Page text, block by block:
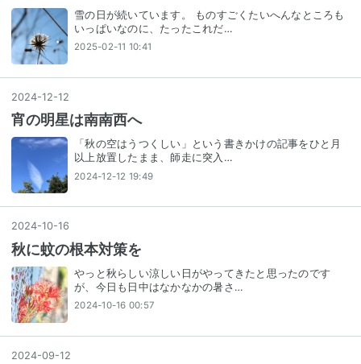
雪の日が続いています。 ものすごくたいへんなところも
いっぱいなのに、たったこれだ…
2025-02-11 10:41
2024-12-12
宵の明星は南南西へ
「秋の空はうつくしい」という書きかけの記事をひと月
以上放置したまま、師走に突入…
2024-12-12 19:49
2024-10-16
秋に蚊の根本対策を
やっと秋らしい涼しい日がやってきたと思ったのです
が、今日も日中はなかなかの暑さ…
2024-10-16 00:57
2024-09-12